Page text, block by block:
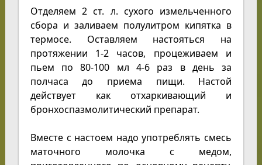
Отделяем 2 ст. л. сухого измельченного
сбора и заливаем полулитром кипятка в
термосе. Оставляем настояться на
протяжении 1-2 часов, процеживаем и
пьем по 80-100 мл 4-6 раз в день за
полчаса до приема пищи. Настой
действует как отхаркивающий и
бронхоспазмолитический препарат.
Вместе с настоем надо употреблять смесь
маточного молочка с медом,